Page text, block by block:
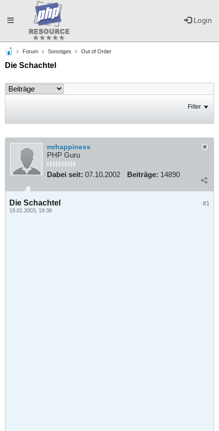
Login
Toggle
navigation
Forum Sonstiges Out of Order
Die Schachtel
Filter
mrhappiness
PHP Guru
Dabei seit: 07.10.2002 Beiträge: 14890
#1
Die Schachtel
19.01.2003, 19:38